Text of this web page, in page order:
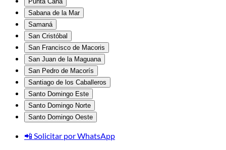
Sabana de la Mar
Samaná
San Cristóbal
San Francisco de Macoris
San Juan de la Maguana
San Pedro de Macorís
Santiago de los Caballeros
Santo Domingo Este
Santo Domingo Norte
Santo Domingo Oeste
📲 Solicitar por WhatsApp